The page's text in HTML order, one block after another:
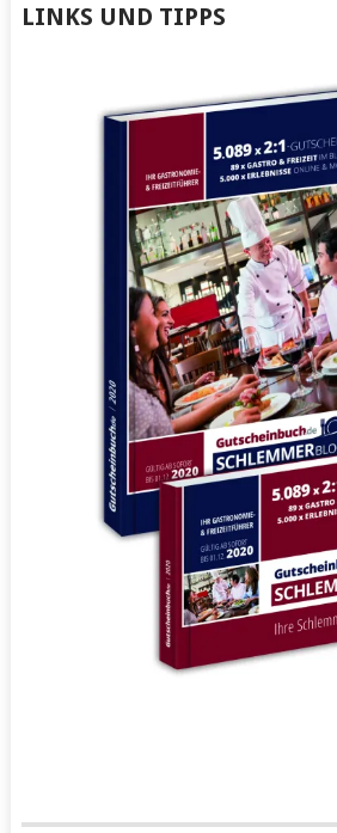
Nachmachen
Kapff
Kapff
Kapff
LINKS UND TIPPS